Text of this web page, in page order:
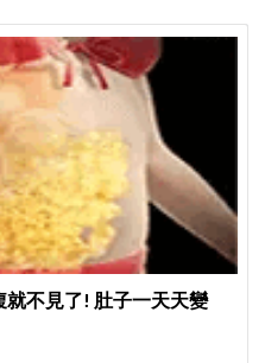
不見了! 肚子一天天變